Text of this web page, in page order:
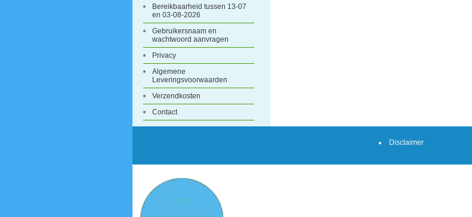
Bereikbaarheid tussen 13-07
en 03-08-2026
Gebruikersnaam en
wachtwoord aanvragen
Privacy
Algemene
Leveringsvoorwaarden
Verzendkosten
Contact
Disclaimer